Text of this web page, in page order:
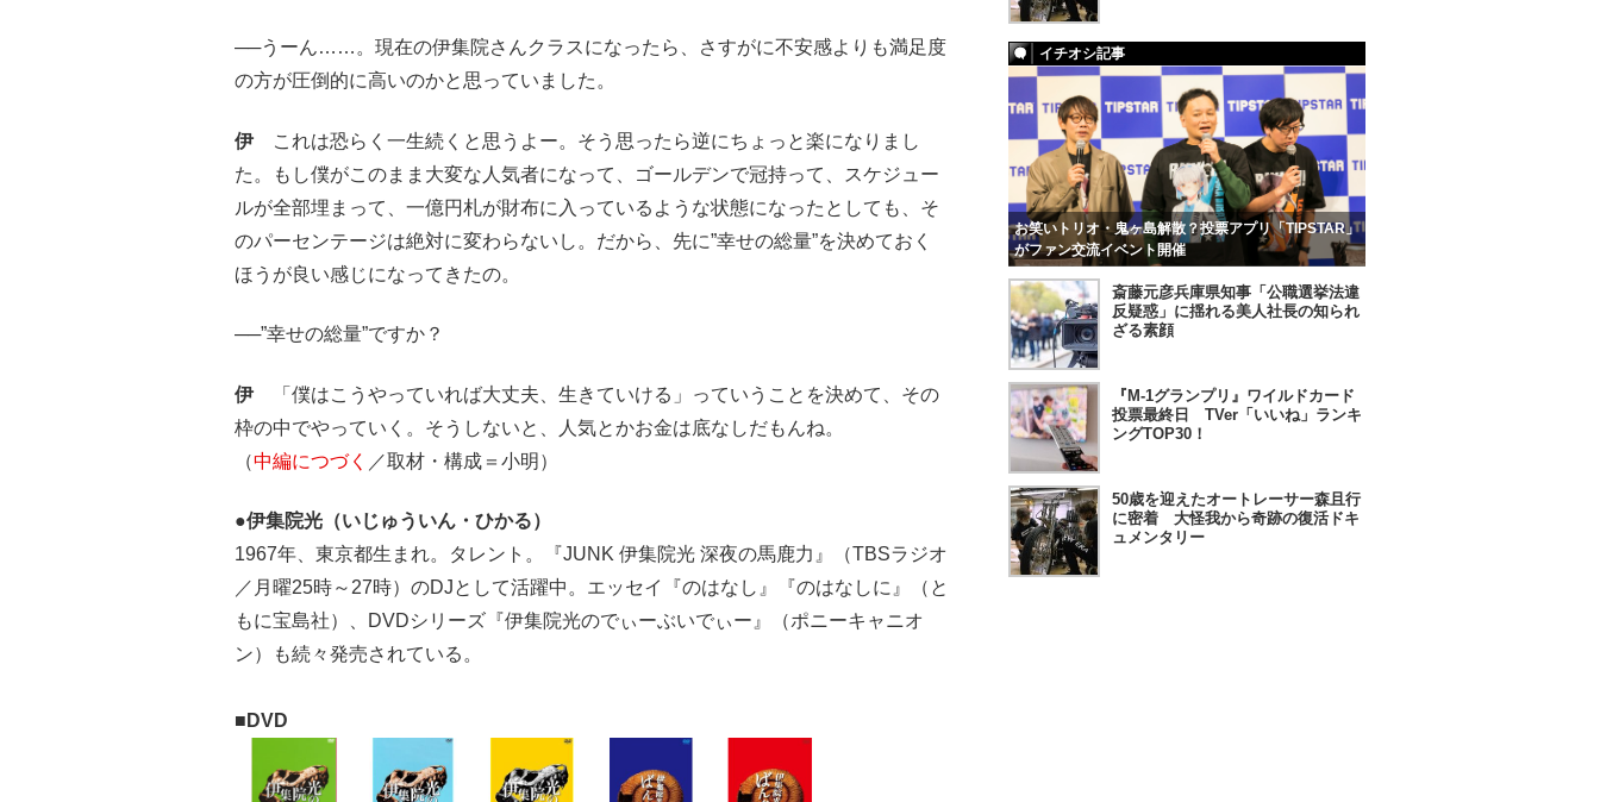
──うーん……。現在の伊集院さんクラスになったら、さすがに不安感よりも満足度
の方が圧倒的に高いのかと思っていました。
伊 これは恐らく一生続くと思うよー。そう思ったら逆にちょっと楽になりまし
た。もし僕がこのまま大変な人気者になって、ゴールデンで冠持って、スケジュー
ルが全部埋まって、一億円札が財布に入っているような状態になったとしても、そ
のパーセンテージは絶対に変わらないし。だから、先に”幸せの総量”を決めておく
ほうが良い感じになってきたの。
──”幸せの総量”ですか？
伊 「僕はこうやっていれば大丈夫、生きていける」っていうことを決めて、その
枠の中でやっていく。そうしないと、人気とかお金は底なしだもんね。
（中編につづく ／取材・構成＝小明）
●伊集院光（いじゅういん・ひかる）
1967年、東京都生まれ。タレント。『JUNK 伊集院光 深夜の馬鹿力』（TBSラジオ
／月曜25時～27時）のDJとして活躍中。エッセイ『のはなし』『のはなしに』（と
もに宝島社）、DVDシリーズ『伊集院光のでぃーぶいでぃー』（ポニーキャニオ
ン）も続々発売されている。
■DVD
イチオシ記事
お笑いトリオ・鬼ヶ島解散？投票アプリ「TIPSTAR」
がファン交流イベント開催
斎藤元彦兵庫県知事「公職選挙法違
反疑惑」に揺れる美人社長の知られ
ざる素顔
『M-1グランプリ』ワイルドカード
投票最終日 TVer「いいね」ランキ
ングTOP30！
50歳を迎えたオートレーサー森且行
に密着 大怪我から奇跡の復活ドキ
ュメンタリー